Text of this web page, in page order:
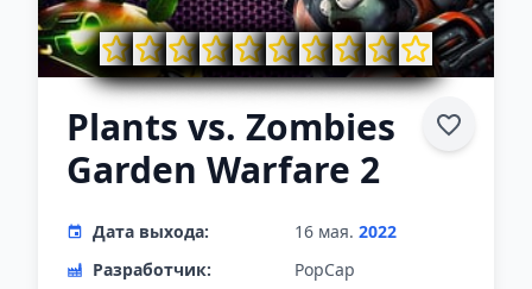
Plants vs. Zombies
Garden Warfare 2
Дата выхода: 16 мая. 2022
Разработчик:
PopCap